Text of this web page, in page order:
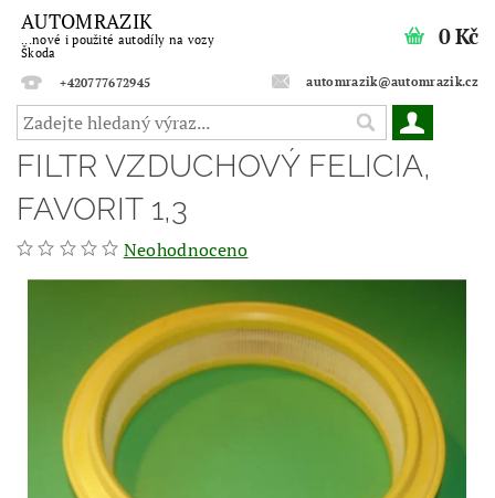
AUTOMRAZIK
...nové i použité autodíly na vozy
Škoda
+420777672945
automrazik@automrazik.cz
0 Kč
FILTR VZDUCHOVÝ FELICIA,
FAVORIT 1,3
Neohodnoceno